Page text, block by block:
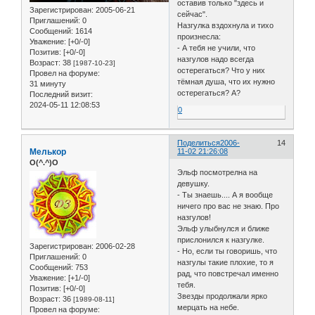
Зарегистрирован: 2005-06-21
Приглашений: 0
Сообщений: 1614
Уважение: [+0/-0]
Позитив: [+0/-0]
Возраст: 38 [1987-10-23]
Провел на форуме:
31 минуту
Последний визит:
2024-05-11 12:08:53
оставив только "здесь и
сейчас".
Назгулка вздохнула и тихо
произнесла:
- А тебя не учили, что
назгулов надо всегда
остерегаться? Что у них
тёмная душа, что их нужно
остерегаться? А?
0
Поделиться 14
2006-
11-02 21:26:08
Мелькор
O(^.^)O
Зарегистрирован: 2006-02-28
Приглашений: 0
Сообщений: 753
Уважение: [+1/-0]
Позитив: [+0/-0]
Возраст: 36 [1989-08-11]
Провел на форуме:
Эльф посмотрелна на
девушку.
- Ты знаешь.... А я вообще
ничего про вас не знаю. Про
назгулов!
Эльф улыбнулся и ближе
прислонился к назгулке.
- Но, если ты говоришь, что
назгулы такие плохие, то я
рад, что повстречал именно
тебя.
Звезды продолжали ярко
мерцать на небе.